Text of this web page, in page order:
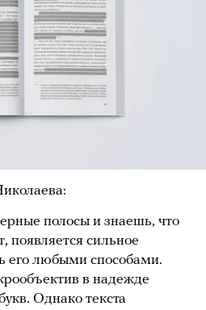
полосы и знаешь, что
появляется сильное
его любыми способами.
в надежде
Однако текста